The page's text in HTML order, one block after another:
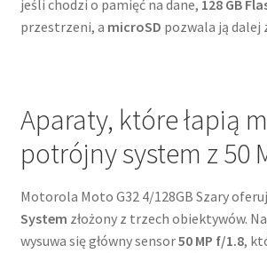
jeśli chodzi o pamięć na dane, 128 GB
przestrzeni, a microSD pozwala ją dalej
Aparaty, które łapią
potrójny system z 50
Motorola Moto G32 4/128GB Szary
System złożony z trzech obiektywów.
wysuwa się główny sensor50 MP f/1.8,